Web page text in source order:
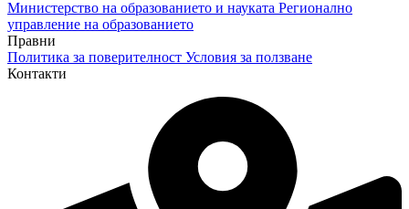
Министерство на образованието и науката Регионално
управление на образованието
Правни
Политика за поверителност Условия за ползване
Контакти